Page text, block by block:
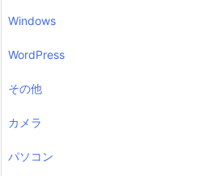
Windows
WordPress
その他
カメラ
パソコン